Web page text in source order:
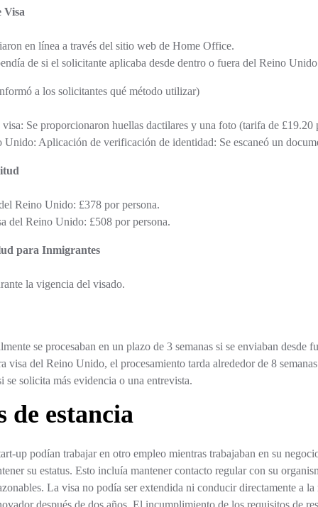
Visa
en línea a través del sitio web de Home Office.
de si el solicitante aplicaba desde dentro o fuera del Reino
a los solicitantes qué método utilizar)
Se proporcionaron huellas dactilares y una foto (tarifa de
Aplicación de verificación de identidad: Se escaneó un
Reino Unido: £378 por persona.
del Reino Unido: £508 por persona.
para Inmigrantes
la vigencia del visado.
se procesaban en un plazo de 3 semanas si se enviaban desde
visa del Reino Unido, el procesamiento tarda alrededor de 8
se solicita más evidencia o una entrevista.
de estancia
up podían trabajar en otro empleo mientras trabajaban en su
su estatus. Esto incluía mantener contacto regular con su
La visa no podía ser extendida ni conducir directamente a
después de dos años. El incumplimiento de los requisitos de